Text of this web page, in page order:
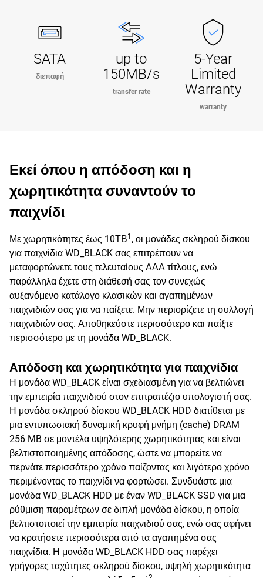
SATA
διεπαφή
up to
150MB/s
transfer rate
5-Year
Limited
Warranty
warranty
Εκεί όπου η απόδοση και η
χωρητικότητα συναντούν το
παιχνίδι
Με χωρητικότητες έως 10ΤΒ1 , οι μονάδες σκληρού δίσκου
για παιχνίδια WD_BLACK σας επιτρέπουν να
μεταφορτώνετε τους τελευταίους ΑΑΑ τίτλους, ενώ
παράλληλα έχετε στη διάθεσή σας τον συνεχώς
αυξανόμενο κατάλογο κλασικών και αγαπημένων
παιχνιδιών σας για να παίξετε. Μην περιορίζετε τη συλλογή
παιχνιδιών σας. Αποθηκεύστε περισσότερο και παίξτε
περισσότερο με τη μονάδα WD_BLACK.
Απόδοση και χωρητικότητα για παιχνίδια
Η μονάδα WD_BLACK είναι σχεδιασμένη για να βελτιώνει
την εμπειρία παιχνιδιού στον επιτραπέζιο υπολογιστή σας.
Η μονάδα σκληρού δίσκου WD_BLACK HDD διατίθεται με
μια εντυπωσιακή δυναμική κρυφή μνήμη (cache) DRAM
256 MB σε μοντέλα υψηλότερης χωρητικότητας και είναι
βελτιστοποιημένης απόδοσης, ώστε να μπορείτε να
περνάτε περισσότερο χρόνο παίζοντας και λιγότερο χρόνο
περιμένοντας το παιχνίδι να φορτώσει. Συνδυάστε μια
μονάδα WD_BLACK HDD με έναν WD_BLACK SSD για μια
ρύθμιση παραμέτρων σε διπλή μονάδα δίσκου, η οποία
βελτιστοποιεί την εμπειρία παιχνιδιού σας, ενώ σας αφήνει
να κρατήσετε περισσότερα από τα αγαπημένα σας
παιχνίδια. Η μονάδα WD_BLACK HDD σας παρέχει
γρήγορες ταχύτητες σκληρού δίσκου, υψηλή χωρητικότητα